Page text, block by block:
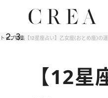
トップ特集 【12星座占い】乙女座(おとめ座)の
【12